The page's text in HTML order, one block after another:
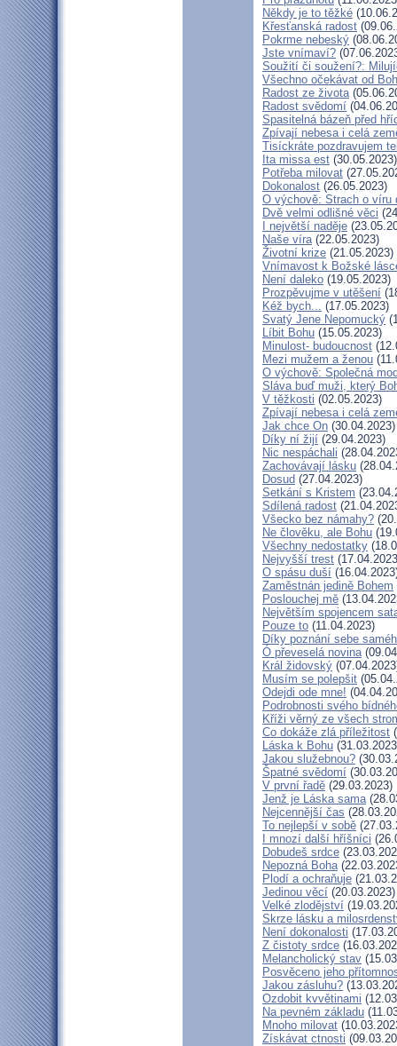
Někdy je to těžké
Křesťanská radost
Pokrme nebeský
Jste vnímaví?
Soužití či soužení?:
Všechno očekávat od
Radost ze života
Radost svědomí
Spasitelná bázeň před
Zpívají nebesa i celá
Tisíckráte pozdravujem
Ita missa est (30.05.2023)
Potřeba milovat
Dokonalost (26.05.2023)
O výchově: Strach o víru
Dvě velmi odlišné věci
I největší naděje
Naše víra(22.05.2023)
Životní krize (21.05.2023)
Vnímavost k Božské
Není daleko (19.05.2023)
Prozpěvujme v utěšení
Kéž bych... (17.05.2023)
Svatý Jene Nepomucký
Líbit Bohu (15.05.2023)
Minulost- budoucnost
Mezi mužem a ženou
O výchově: Společná
Sláva buď muži, který
V těžkosti (02.05.2023)
Zpívají nebesa i celá
Jak chce On (30.04.2023)
Díky ní žijí (29.04.2023)
Nic nespáchali
Zachovávají lásku
Dosud (27.04.2023)
Setkání s Kristem
Sdílená radost
Všecko bez námahy?
Ne člověku, ale Bohu
Všechny nedostatky
Nejvyšší trest
O spásu duší
Zaměstnán jedině Bohem
Poslouchej mě
Největším spojencem
Pouze to (11.04.2023)
Díky poznání sebe
Ó převeselá novina
Král židovský
Musím se polepšit
Odejdi ode mne!
Podrobnosti svého
Kříži věrný ze všech
Co dokáže zlá příležitost
Láska k Bohu
Jakou služebnou?
Špatné svědomí
V první řadě (29.03.2023)
Jenž je Láska sama
Nejcennější čas
To nejlepší v sobě
I mnozí další hříšníci
Dobudeš srdce
Nepozná Boha
Plodí a ochraňuje
Jedinou věcí (20.03.2023)
Velké zlodějství
Skrze lásku a
Není dokonalosti
Z čistoty srdce
Melancholický stav
Posvěceno jeho
Jakou zásluhu?
Ozdobit kvvětinami
Na pevném základu
Mnoho milovat
Získávat ctnosti